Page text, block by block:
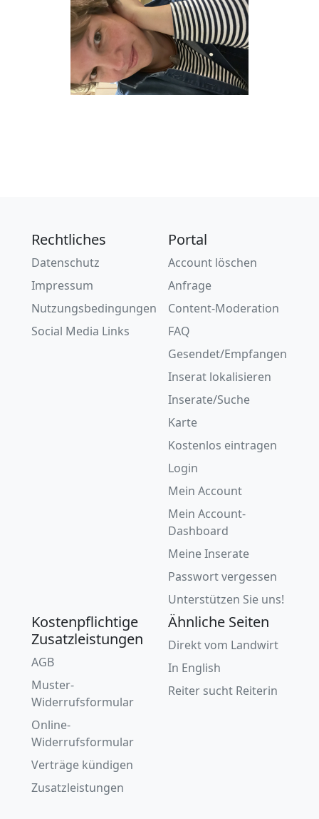
Rechtliches
Datenschutz
Impressum
Nutzungsbedingungen
Social Media Links
Portal
Account löschen
Anfrage
Content-Moderation
FAQ
Gesendet/Empfangen
Inserat lokalisieren
Inserate/Suche
Karte
Kostenlos eintragen
Login
Mein Account
Mein Account-
Dashboard
Meine Inserate
Passwort vergessen
Unterstützen Sie uns!
Kostenpflichtige
Zusatzleistungen
AGB
Muster-
Widerrufsformular
Online-
Widerrufsformular
Verträge kündigen
Zusatzleistungen
Ähnliche Seiten
Direkt vom Landwirt
In English
Reiter sucht Reiterin